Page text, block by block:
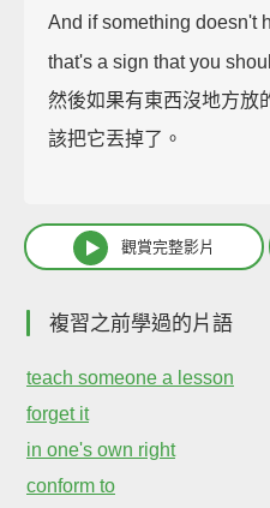
And if something doesn't
that's a sign that you
然後如果有東西沒地方放
該把它丟掉了。
觀賞完整影片
複習之前學過的片語
teach someone a lesson
forget it
in one's own right
conform to